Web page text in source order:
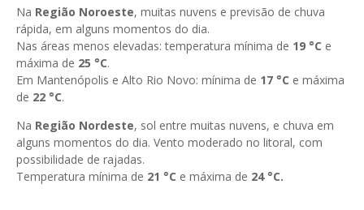
Na Região Noroeste, muitas nuvens e previsão de chuva
rápida, em alguns momentos do dia.
Nas áreas menos elevadas: temperatura mínima de 19 °C e
máxima de 25 °C.
Em Mantenópolis e Alto Rio Novo: mínima de 17 °C e máxima
de 22 °C.
Na Região Nordeste, sol entre muitas nuvens, e chuva em
alguns momentos do dia. Vento moderado no litoral, com
possibilidade de rajadas.
Temperatura mínima de 21 °C e máxima de 24 °C.